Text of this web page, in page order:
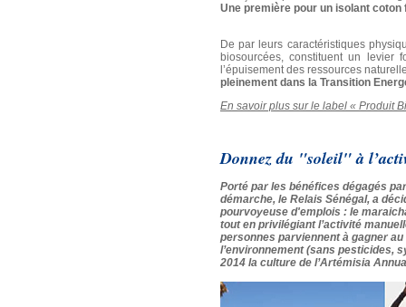
Une première pour un isolant
De par leurs caractéristiques
biosourcées, constituent un levier
l’épuisement des ressources
pleinement dans la Transition
En savoir plus sur le label « Produit
Donnez du "soleil" à
Porté par les bénéfices dégagés
démarche, le Relais Sénégal, a
pourvoyeuse d'emplois : le
tout en privilégiant l’activité
personnes parviennent à gagner
l’environnement (sans pesticides,
2014 la culture de l’Artémisia